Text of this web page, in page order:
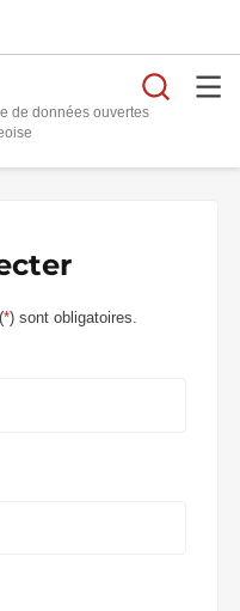
de données ouvertes
*) sont obligatoires.